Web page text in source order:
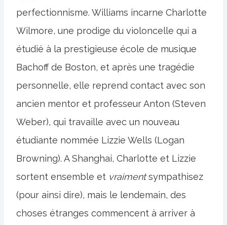
perfectionnisme. Williams incarne Charlotte
Wilmore, une prodige du violoncelle qui a
étudié à la prestigieuse école de musique
Bachoff de Boston, et après une tragédie
personnelle, elle reprend contact avec son
ancien mentor et professeur Anton (Steven
Weber), qui travaille avec un nouveau
étudiante nommée Lizzie Wells (Logan
Browning). A Shanghai, Charlotte et Lizzie
sortent ensemble et vraimentsympathisez
(pour ainsi dire), mais le lendemain, des
choses étranges commencent à arriver à